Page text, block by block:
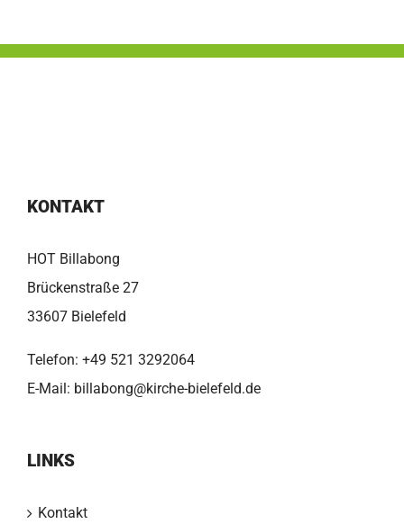
KONTAKT
HOT Billabong
Brückenstraße 27
33607 Bielefeld
Telefon: +49 521 3292064
E-Mail: billabong@kirche-bielefeld.de
LINKS
Kontakt